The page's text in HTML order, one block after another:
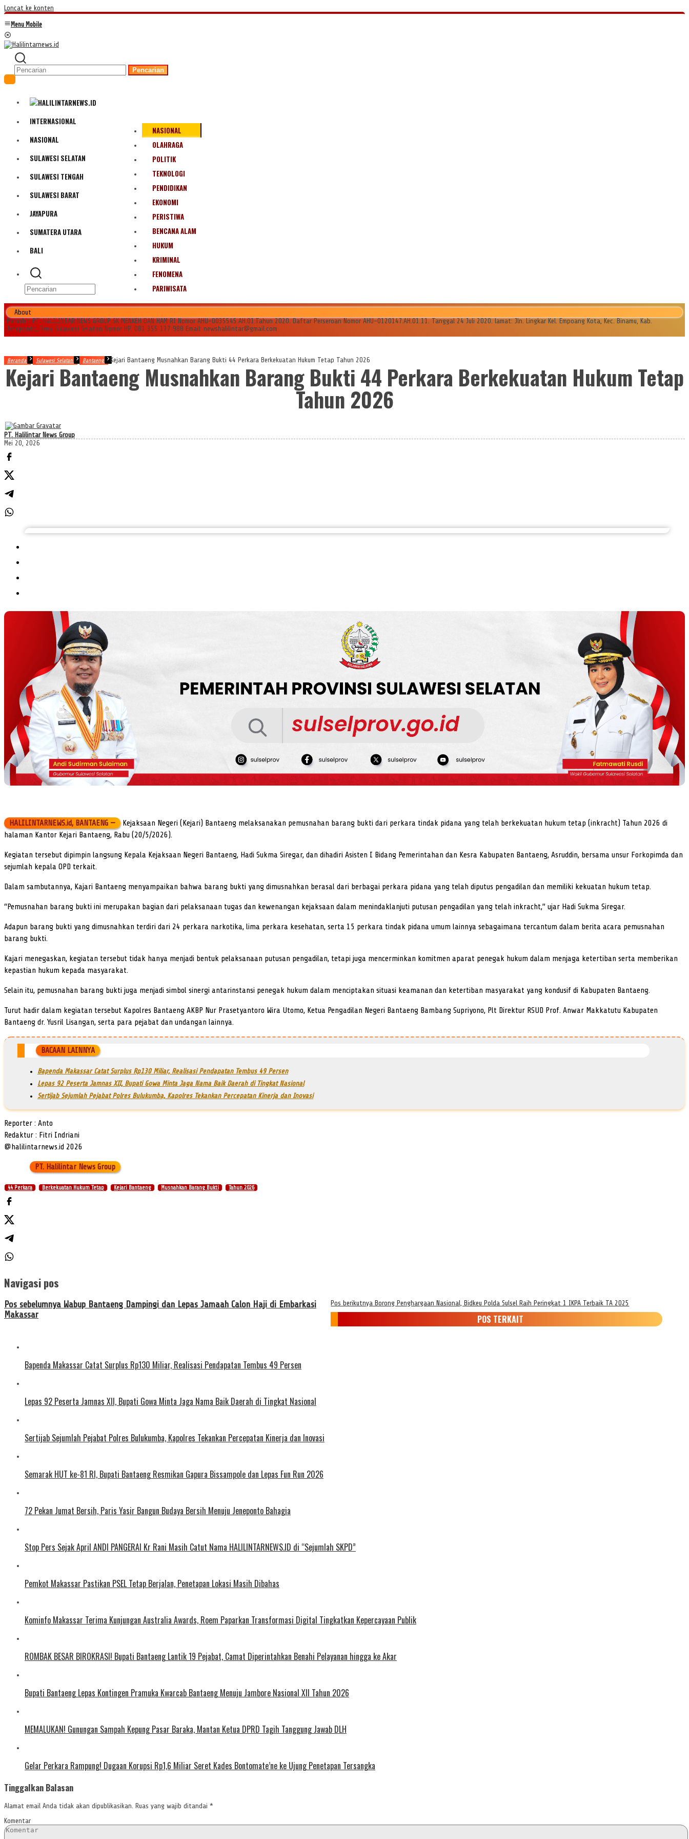
Loncat ke konten
Menu Mobile
Pencarian
INTERNASIONAL
NASIONAL
SULAWESI SELATAN
SULAWESI TENGAH
SULAWESI BARAT
JAYAPURA
SUMATERA UTARA
BALI
NASIONAL
OLAHRAGA
POLITIK
TEKNOLOGI
PENDIDIKAN
EKONOMI
PERISTIWA
BENCANA ALAM
HUKUM
KRIMINAL
FENOMENA
PARIWISATA
About
Penerbit PT. HALILINTAR NEWS GROUP SK MENKEH DAN HAM RI Nomor AHU-0035545.AH.01.Tahun 2020. Daftar Perseroan Nomor AHU-0120147.AH.01.11. Tanggal 24 Juli 2020. lamat: Jln. Lingkar Kel. Empoang Kota, Kec. Binamu, Kab.
Jeneponto, Prov. Sulawesi Selatan Nomor HP. 081 355 177 988 Email: newshalilintar@gmail.com
Beranda Sulawesi Selatan Bantaeng Kejari Bantaeng Musnahkan Barang Bukti 44 Perkara Berkekuatan Hukum Tetap Tahun 2026
Kejari Bantaeng Musnahkan Barang Bukti 44 Perkara Berkekuatan Hukum Tetap
Tahun 2026
PT. Halilintar News Group
Mei 20, 2026
HALILINTARNEWS.id, BANTAENG — Kejaksaan Negeri (Kejari) Bantaeng melaksanakan pemusnahan barang bukti dari perkara tindak pidana yang telah berkekuatan hukum tetap (inkracht) Tahun 2026 di
halaman Kantor Kejari Bantaeng, Rabu (20/5/2026).
Kegiatan tersebut dipimpin langsung Kepala Kejaksaan Negeri Bantaeng, Hadi Sukma Siregar, dan dihadiri Asisten I Bidang Pemerintahan dan Kesra Kabupaten Bantaeng, Asruddin, bersama unsur Forkopimda dan
sejumlah kepala OPD terkait.
Dalam sambutannya, Kajari Bantaeng menyampaikan bahwa barang bukti yang dimusnahkan berasal dari berbagai perkara pidana yang telah diputus pengadilan dan memiliki kekuatan hukum tetap.
“Pemusnahan barang bukti ini merupakan bagian dari pelaksanaan tugas dan kewenangan kejaksaan dalam menindaklanjuti putusan pengadilan yang telah inkracht,” ujar Hadi Sukma Siregar.
Adapun barang bukti yang dimusnahkan terdiri dari 24 perkara narkotika, lima perkara kesehatan, serta 15 perkara tindak pidana umum lainnya sebagaimana tercantum dalam berita acara pemusnahan
barang bukti.
Kajari menegaskan, kegiatan tersebut tidak hanya menjadi bentuk pelaksanaan putusan pengadilan, tetapi juga mencerminkan komitmen aparat penegak hukum dalam menjaga ketertiban serta memberikan
kepastian hukum kepada masyarakat.
Selain itu, pemusnahan barang bukti juga menjadi simbol sinergi antarinstansi penegak hukum dalam menciptakan situasi keamanan dan ketertiban masyarakat yang kondusif di Kabupaten Bantaeng.
Turut hadir dalam kegiatan tersebut Kapolres Bantaeng AKBP Nur Prasetyantoro Wira Utomo, Ketua Pengadilan Negeri Bantaeng Bambang Supriyono, Plt Direktur RSUD Prof. Anwar Makkatutu Kabupaten
Bantaeng dr. Yusril Lisangan, serta para pejabat dan undangan lainnya.
BACAAN LAINNYA
Bapenda Makassar Catat Surplus Rp130 Miliar, Realisasi Pendapatan Tembus 49 Persen
Lepas 92 Peserta Jamnas XII, Bupati Gowa Minta Jaga Nama Baik Daerah di Tingkat Nasional
Sertijab Sejumlah Pejabat Polres Bulukumba, Kapolres Tekankan Percepatan Kinerja dan Inovasi
Reporter : Anto
Redaktur : Fitri Indriani
@halilintarnews.id 2026
PT. Halilintar News Group
44 Perkara Berkekuatan Hukum Tetap Kejari Bantaeng Musnahkan Barang Bukti Tahun 2026
Navigasi pos
Pos sebelumnya Wabup Bantaeng Dampingi dan Lepas Jamaah Calon Haji di Embarkasi
Makassar
Pos berikutnya Borong Penghargaan Nasional, Bidkeu Polda Sulsel Raih Peringkat 1 IKPA Terbaik TA 2025
POS TERKAIT
Bapenda Makassar Catat Surplus Rp130 Miliar, Realisasi Pendapatan Tembus 49 Persen
Lepas 92 Peserta Jamnas XII, Bupati Gowa Minta Jaga Nama Baik Daerah di Tingkat Nasional
Sertijab Sejumlah Pejabat Polres Bulukumba, Kapolres Tekankan Percepatan Kinerja dan Inovasi
Semarak HUT ke-81 RI, Bupati Bantaeng Resmikan Gapura Bissampole dan Lepas Fun Run 2026
72 Pekan Jumat Bersih, Paris Yasir Bangun Budaya Bersih Menuju Jeneponto Bahagia
Stop Pers Sejak April ANDI PANGERAI Kr Rani Masih Catut Nama HALILINTARNEWS.ID di “Sejumlah SKPD”
Pemkot Makassar Pastikan PSEL Tetap Berjalan, Penetapan Lokasi Masih Dibahas
Kominfo Makassar Terima Kunjungan Australia Awards, Roem Paparkan Transformasi Digital Tingkatkan Kepercayaan Publik
ROMBAK BESAR BIROKRASI! Bupati Bantaeng Lantik 19 Pejabat, Camat Diperintahkan Benahi Pelayanan hingga ke Akar
Bupati Bantaeng Lepas Kontingen Pramuka Kwarcab Bantaeng Menuju Jambore Nasional XII Tahun 2026
MEMALUKAN! Gunungan Sampah Kepung Pasar Baraka, Mantan Ketua DPRD Tagih Tanggung Jawab DLH
Gelar Perkara Rampung! Dugaan Korupsi Rp1,6 Miliar Seret Kades Bontomate’ne ke Ujung Penetapan Tersangka
Tinggalkan Balasan
Alamat email Anda tidak akan dipublikasikan. Ruas yang wajib ditandai *
Komentar